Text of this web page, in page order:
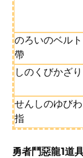
のろいのベル
帶
しのくびかざり
せんしのゆび
指
勇者鬥惡龍1道